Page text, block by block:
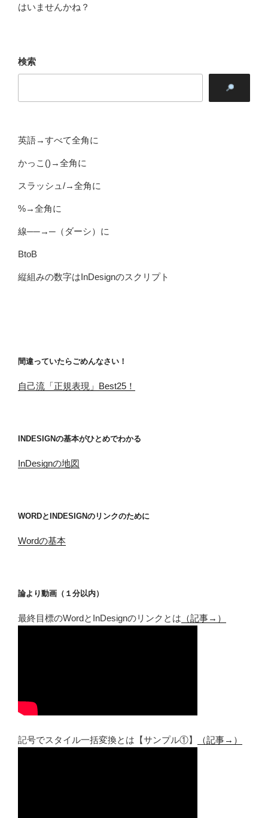
はいませんかね？
検索
英語→すべて全角に
かっこ()→全角に
スラッシュ/→全角に
%→全角に
線──→─（ダーシ）に
BtoB
縦組みの数字はInDesignのスクリプト
間違っていたらごめんなさい！
自己流「正規表現」Best25！
INDESIGNの基本がひとめでわかる
InDesignの地図
WORDとINDESIGNのリンクのために
Wordの基本
論より動画（１分以内）
最終目標のWordとInDesignのリンクとは （記事→）
記号でスタイル一括変換とは【サンプル①】 （記事→）